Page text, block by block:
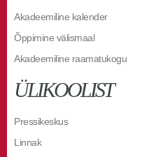
Akadeemiline kalender
Õppimine välismaal
Akadeemiline raamatukogu
ÜLIKOOLIST
Pressikeskus
Linnak